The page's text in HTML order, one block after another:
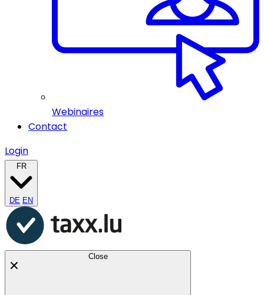
Webinaires
Contact
Login
FR
DE EN
Close